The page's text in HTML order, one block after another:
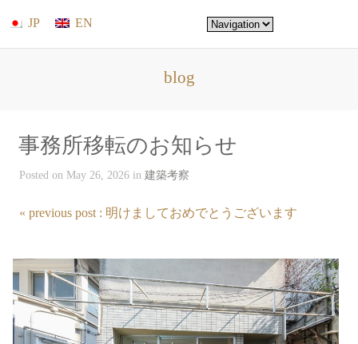
JP EN
blog
事務所移転のお知らせ
Posted on May 26, 2026 in 建築考察
« previous post : 明けましておめでとうございます